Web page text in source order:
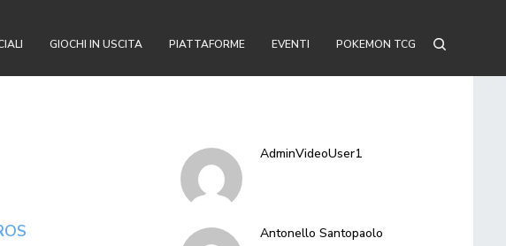
GIOCHI IN USCITA PIATTAFORME EVENTI POKEMON TCG
AdminVideoUser1
Antonello Santopaolo